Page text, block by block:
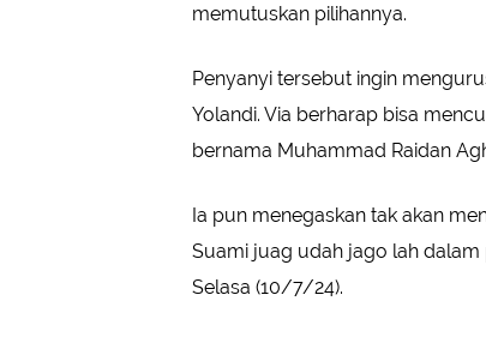
memutuskan pilihannya.
Penyanyi tersebut ingin
Yolandi. Via berharap bisa
bernama Muhammad Raidan
Ia pun menegaskan tak akan
Suami juag udah jago lah dalam
Selasa (10/7/24).